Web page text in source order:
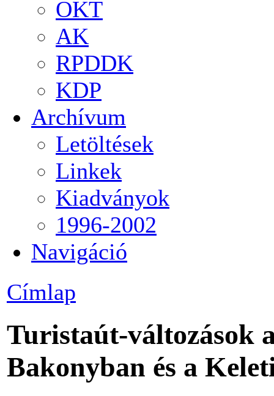
OKT
AK
RPDDK
KDP
Archívum
Letöltések
Linkek
Kiadványok
1996-2002
Navigáció
Címlap
Turistaút-változások
Bakonyban és a